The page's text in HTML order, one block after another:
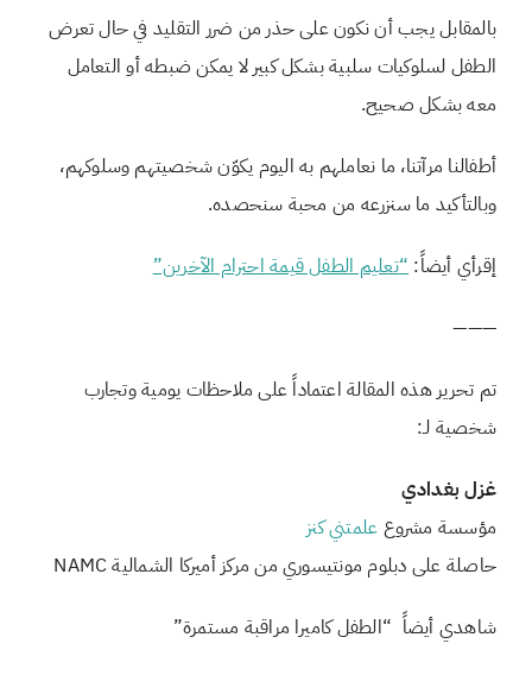
بالمقابل يجب أن نكون على حذر من ضرر التقليد في حال تعرض
الطفل لسلوكيات سلبية بشكل كبير لا يمكن ضبطه أو التعامل
معه بشكل صحيح.
أطفالنا مرآتنا، ما نعاملهم به اليوم يكوّن شخصيتهم وسلوكهم،
وبالتأكيد ما سنزرعه من محبة سنحصده.
إقرأي أيضاً:“تعليم الطفل قيمة احترام الآخرين”
———
تم تحرير هذه المقالة اعتماداً على ملاحظات يومية وتجارب
شخصية لـ:
غزل بغدادي
مؤسسة مشروع علمتني كنز
حاصلة على دبلوم مونتيسوري من مركز أميركا الشمالية NAMC
شاهدي أيضاً “الطفل كاميرا مراقبة مستمرة”